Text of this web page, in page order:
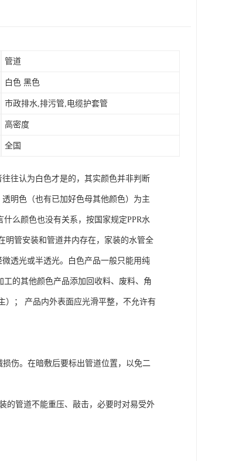
管道
白色 黑色
市政排水,排污管,电缆护套管
高密度
全国
往认为白色才是的，其实颜色并非判断
明色（也有已加好色母其他颜色）为主
么颜色也没有关系，按国家规定PPR水
明管安装和管道井内存在，家装的水管全
透光或半透光。白色产品一般只能用纯
的其他颜色产品添加回收料、废料、角
）； 产品内外表面应光滑平整，不允许有
伤。在暗敷后要标出管道位置，以免二
的管道不能重压、敲击，必要时对易受外